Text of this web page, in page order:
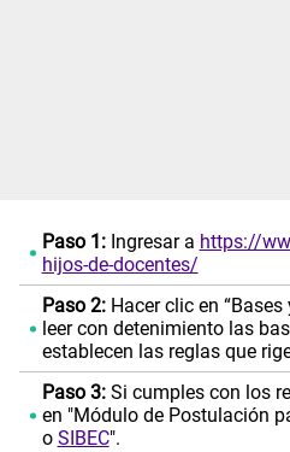
Paso 1:Ingresar a https://
hijos-de-docentes/
Paso 2: Hacer clic en
leer con detenimiento las
establecen las reglas que
Paso 3:Si cumples con los
en "Módulo de Postulación
o SIBEC".